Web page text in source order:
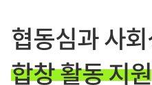
협동심과 사
합창 활동 지원